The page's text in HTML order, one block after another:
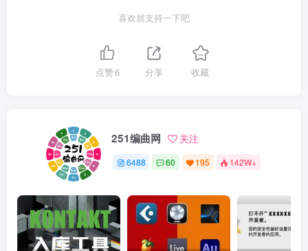
喜欢就支持一下吧
点赞6 分享 收藏
251编曲网 关注
6488 60 195 142W+